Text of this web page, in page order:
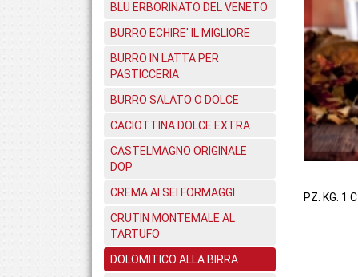
BLU ERBORINATO DEL VENETO
BURRO ECHIRE' IL MIGLIORE
BURRO IN LATTA PER
PASTICCERIA
BURRO SALATO O DOLCE
CACIOTTINA DOLCE EXTRA
CASTELMAGNO ORIGINALE
DOP
CREMA AI SEI FORMAGGI
CRUTIN MONTEMALE AL
TARTUFO
DOLOMITICO ALLA BIRRA
PZ. KG. 1